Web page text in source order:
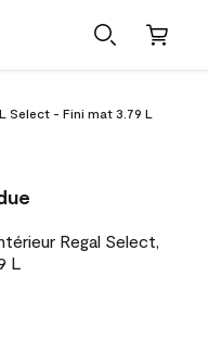
Select - Fini mat 3.79 L